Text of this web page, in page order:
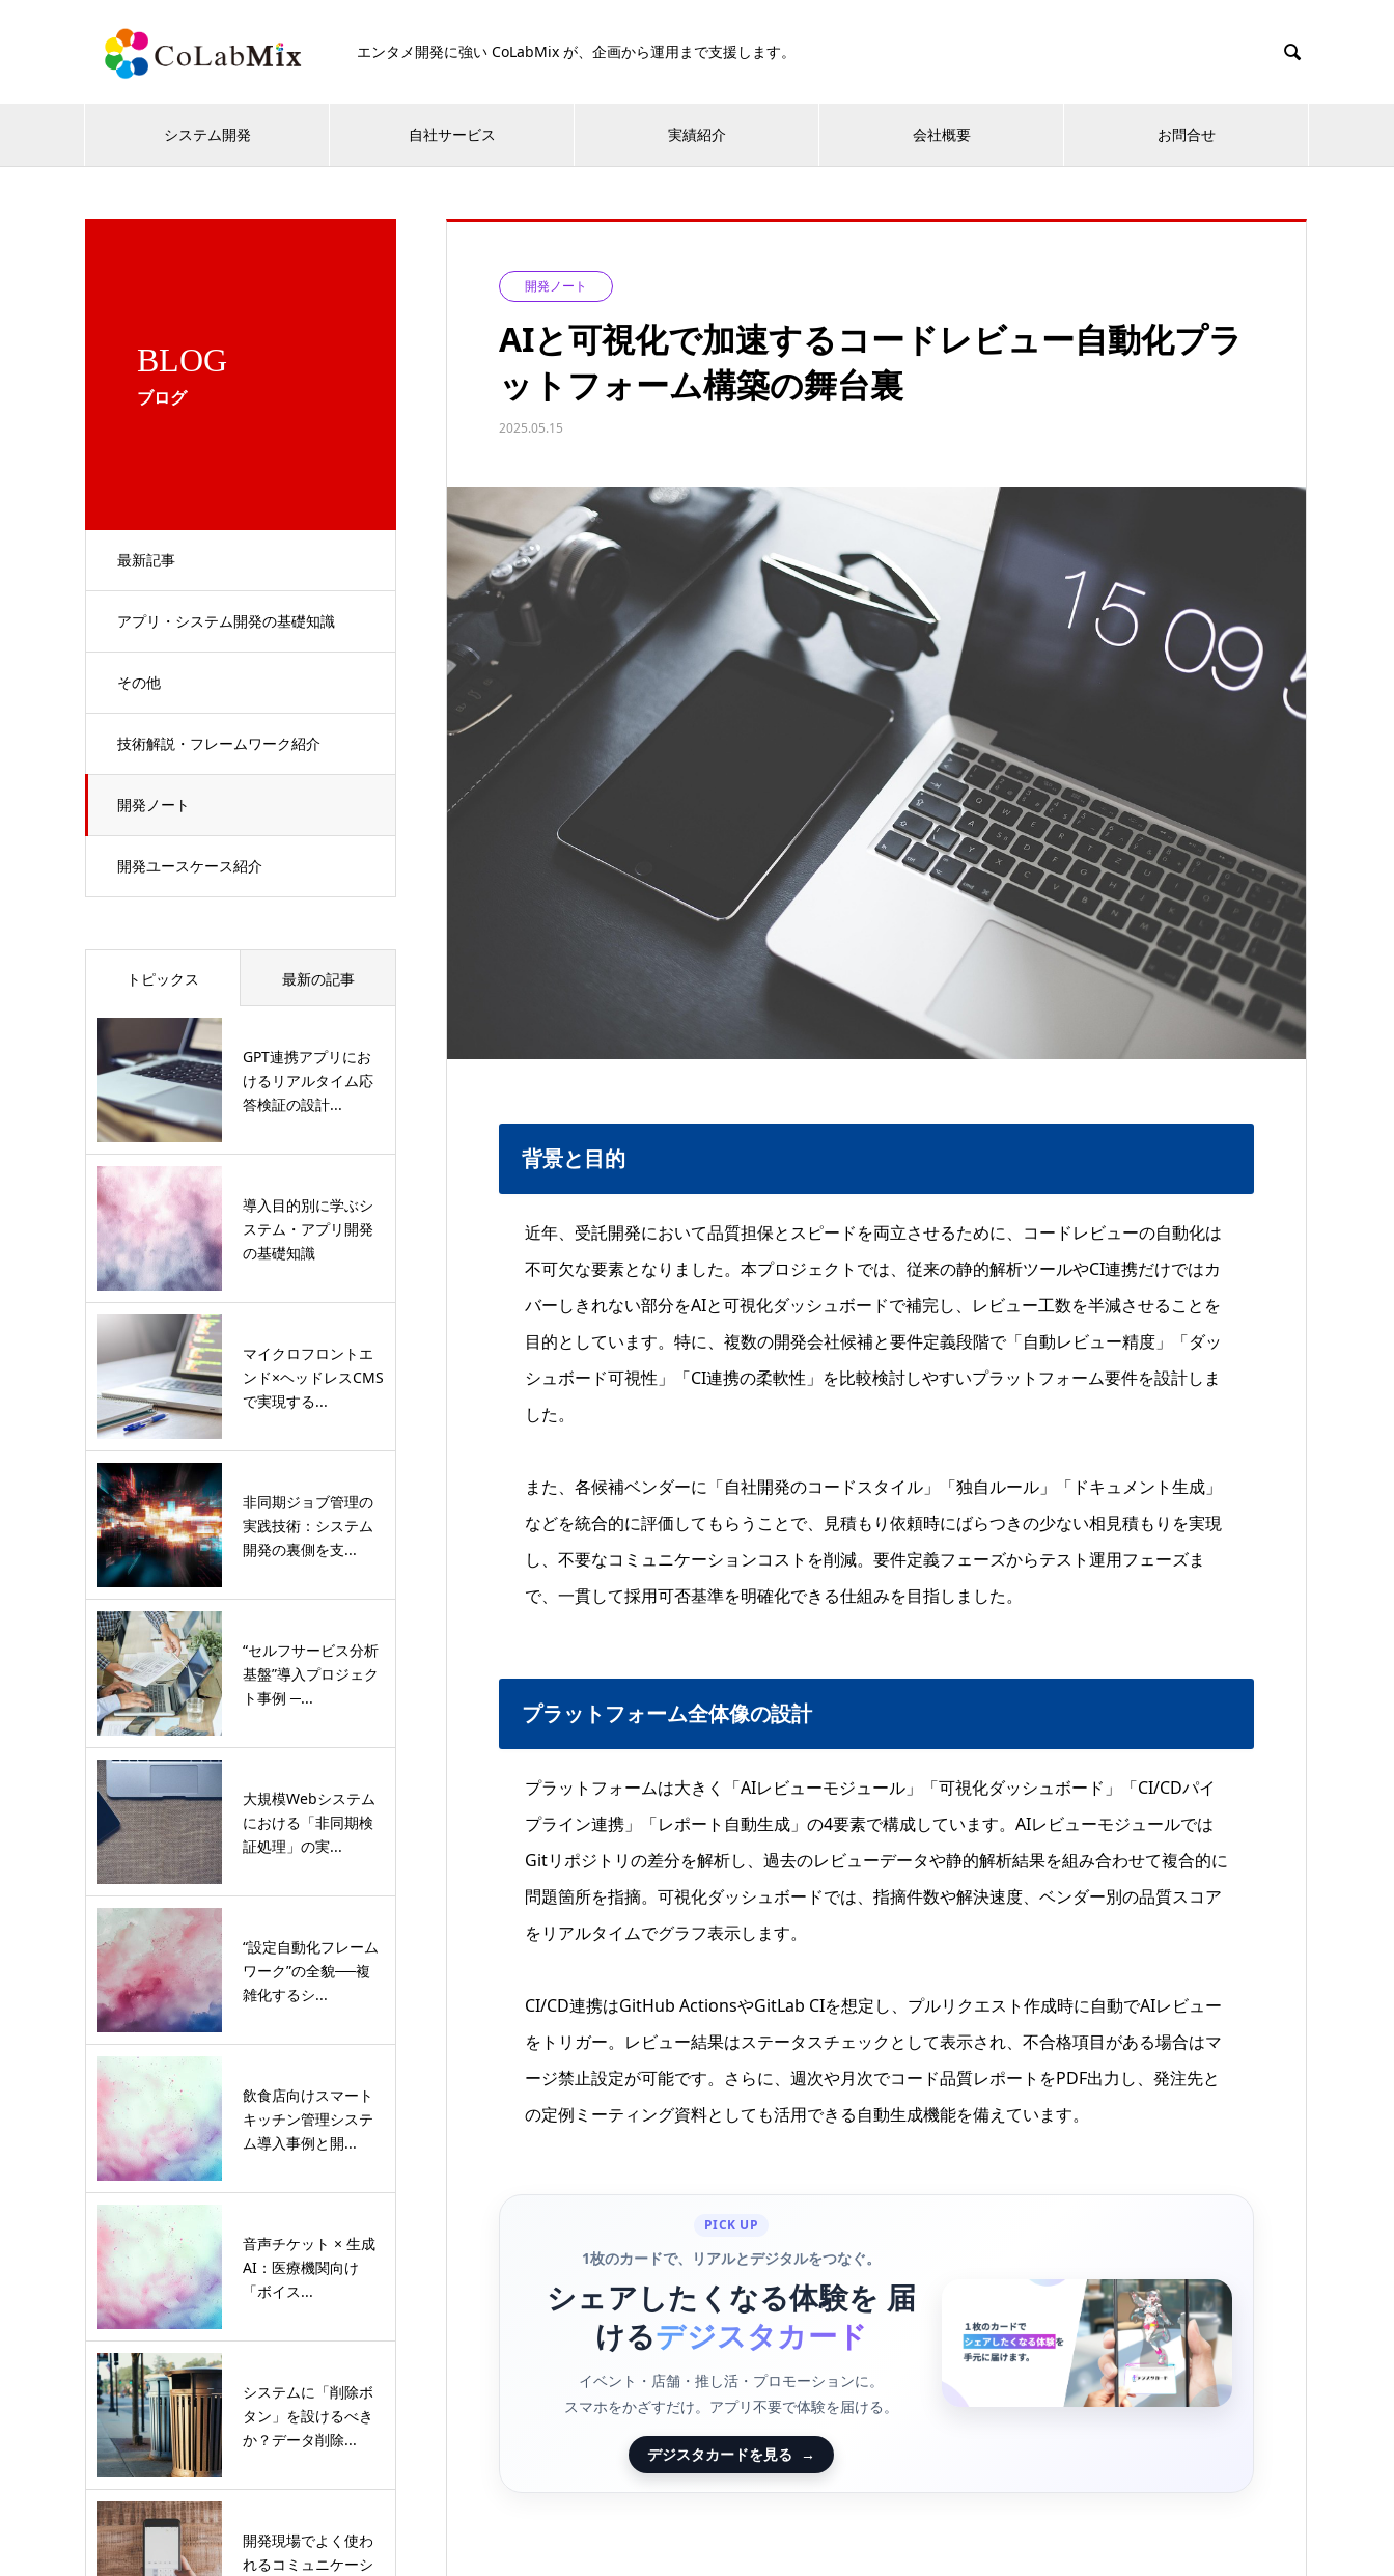
エンタメ開発に強い CoLabMix が、企画から運用まで支援します。 
システム開発 自社サービス 実績紹介 会社概要 お問合せ
BLOG
ブログ
最新記事
アプリ・システム開発の基礎知識
その他
技術解説・フレームワーク紹介
開発ノート
開発ユースケース紹介
開発ノート
AIと可視化で加速するコードレビュー自動化プラ
ットフォーム構築の舞台裏
2025.05.15
背景と目的
近年、受託開発において品質担保とスピードを両立させるために、コードレビューの自動化は
不可欠な要素となりました。本プロジェクトでは、従来の静的解析ツールやCI連携だけではカ
バーしきれない部分をAIと可視化ダッシュボードで補完し、レビュー工数を半減させることを
目的としています。特に、複数の開発会社候補と要件定義段階で「自動レビュー精度」「ダッ
シュボード可視性」「CI連携の柔軟性」を比較検討しやすいプラットフォーム要件を設計しま
した。
また、各候補ベンダーに「自社開発のコードスタイル」「独自ルール」「ドキュメント生成」
などを統合的に評価してもらうことで、見積もり依頼時にばらつきの少ない相見積もりを実現
し、不要なコミュニケーションコストを削減。要件定義フェーズからテスト運用フェーズま
で、一貫して採用可否基準を明確化できる仕組みを目指しました。
プラットフォーム全体像の設計
プラットフォームは大きく「AIレビューモジュール」「可視化ダッシュボード」「CI/CDパイ
プライン連携」「レポート自動生成」の4要素で構成しています。AIレビューモジュールでは
Gitリポジトリの差分を解析し、過去のレビューデータや静的解析結果を組み合わせて複合的に
問題箇所を指摘。可視化ダッシュボードでは、指摘件数や解決速度、ベンダー別の品質スコア
をリアルタイムでグラフ表示します。
CI/CD連携はGitHub ActionsやGitLab CIを想定し、プルリクエスト作成時に自動でAIレビュー
をトリガー。レビュー結果はステータスチェックとして表示され、不合格項目がある場合はマ
ージ禁止設定が可能です。さらに、週次や月次でコード品質レポートをPDF出力し、発注先と
の定例ミーティング資料としても活用できる自動生成機能を備えています。
PICK UP
1枚のカードで、リアルとデジタルをつなぐ。
シェアしたくなる体験を 届
けるデジスタカード
イベント・店舗・推し活・プロモーションに。
スマホをかざすだけ。アプリ不要で体験を届ける。
デジスタカードを見る →
トピックス 最新の記事
GPT連携アプリにお
けるリアルタイム応
答検証の設計...
導入目的別に学ぶシ
ステム・アプリ開発
の基礎知識
マイクロフロントエ
ンド×ヘッドレスCMS
で実現する...
非同期ジョブ管理の
実践技術：システム
開発の裏側を支...
“セルフサービス分析
基盤”導入プロジェク
ト事例 ─...
大規模Webシステム
における「非同期検
証処理」の実...
“設定自動化フレーム
ワーク”の全貌──複
雑化するシ...
飲食店向けスマート
キッチン管理システ
ム導入事例と開...
音声チケット × 生成
AI：医療機関向け
「ボイス...
システムに「削除ボ
タン」を設けるべき
か？データ削除...
開発現場でよく使わ
れるコミュニケーシ